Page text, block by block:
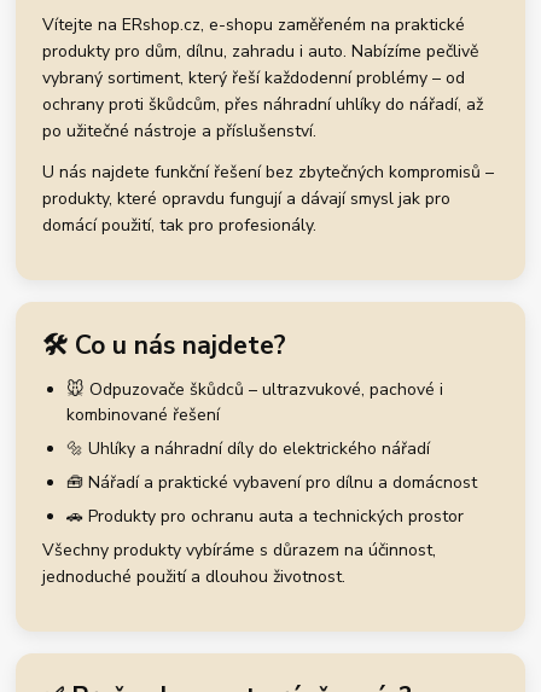
Vítejte na ERshop.cz, e-shopu zaměřeném na praktické
produkty pro dům, dílnu, zahradu i auto. Nabízíme pečlivě
vybraný sortiment, který řeší každodenní problémy – od
ochrany proti škůdcům, přes náhradní uhlíky do nářadí, až
po užitečné nástroje a příslušenství.
U nás najdete funkční řešení bez zbytečných kompromisů –
produkty, které opravdu fungují a dávají smysl jak pro
domácí použití, tak pro profesionály.
🛠️ Co u nás najdete?
🐭 Odpuzovače škůdců – ultrazvukové, pachové i
kombinované řešení
🔩 Uhlíky a náhradní díly do elektrického nářadí
🧰 Nářadí a praktické vybavení pro dílnu a domácnost
🚗 Produkty pro ochranu auta a technických prostor
Všechny produkty vybíráme s důrazem na účinnost,
jednoduché použití a dlouhou životnost.